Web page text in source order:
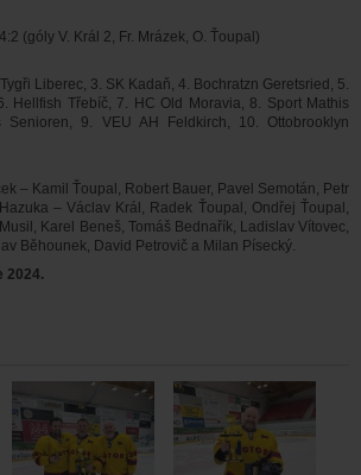
(góly V. Král 2, Fr. Mrázek, O. Ťoupal)
Liberec, 3. SK Kadaň, 4. Bochratzn Geretsried, 5.
Hellfish Třebíč, 7. HC Old Moravia, 8. Sport Mathis
Senioren, 9. VEU AH Feldkirch, 10. Ottobrooklyn
– Kamil Ťoupal, Robert Bauer, Pavel Semotán, Petr
– Václav Král, Radek Ťoupal, Ondřej Ťoupal,
Karel Beneš, Tomáš Bednařík, Ladislav Vítovec,
Běhounek, David Petrovič a Milan Písecký.
2024.